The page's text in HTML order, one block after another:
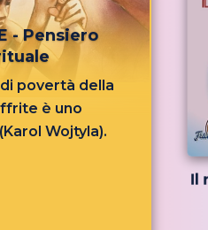
- Pensiero
povertà della
è uno
Wojtyla).
Il